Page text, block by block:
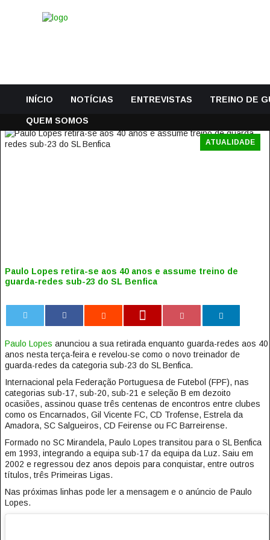
INÍCIO NOTÍCIAS ENTREVISTAS TREINO DE
QUEM SOMOS
ATUALIDADE
Paulo Lopes retira-se aos 40 anos e assume treino de
guarda-redes sub-23 do SL Benfica
Paulo Lopes anunciou a sua retirada enquanto guarda-redes aos 40
anos nesta terça-feira e revelou-se como o novo treinador de
guarda-redes da categoria sub-23 do SL Benfica.
Internacional pela Federação Portuguesa de Futebol (FPF), nas
categorias sub-17, sub-20, sub-21 e seleção B em dezoito
ocasiões, assinou quase três centenas de encontros entre clubes
como os Encarnados, Gil Vicente FC, CD Trofense, Estrela da
Amadora, SC Salgueiros, CD Feirense ou FC Barreirense.
Formado no SC Mirandela, Paulo Lopes transitou para o SL Benfica
em 1993, integrando a equipa sub-17 da equipa da Luz. Saiu em
2002 e regressou dez anos depois para conquistar, entre outros
títulos, três Primeiras Ligas.
Nas próximas linhas pode ler a mensagem e o anúncio de Paulo
Lopes.